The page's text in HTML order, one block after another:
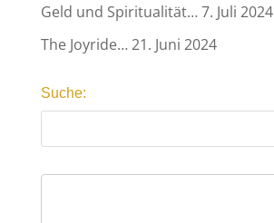
Geld und Spiritualität…7. Juli 2024
The Joyride…21. Juni 2024
Suche: